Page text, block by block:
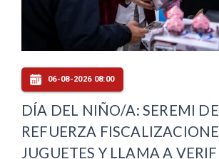
06-08-2026 08:00
DÍA DEL NIÑO/A: SEREMI
REFUERZA
JUGUETES Y LLAMA A